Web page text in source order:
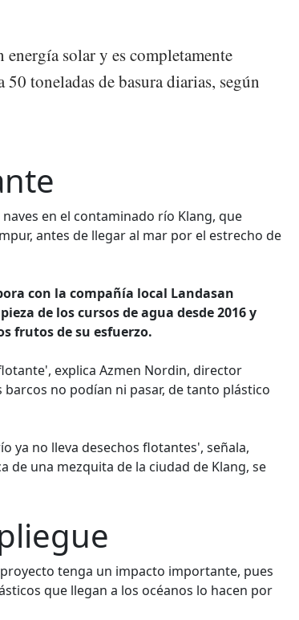
solar y es completamente
toneladas de basura diarias, según
en el contaminado río Klang, que
antes de llegar al mar por el estrecho de
con la compañía local Landasan
de los cursos de agua desde 2016 y
frutos de su esfuerzo.
explica Azmen Nordin, director
no podían ni pasar, de tanto plástico
ya no lleva desechos flotantes', señala,
de una mezquita de la ciudad de Klang, se
tenga un impacto importante, pues
que llegan a los océanos lo hacen por